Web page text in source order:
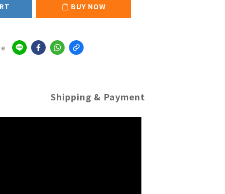
BUY NOW
Shipping & Payment